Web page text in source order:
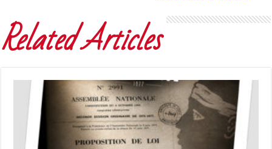
Related Articles